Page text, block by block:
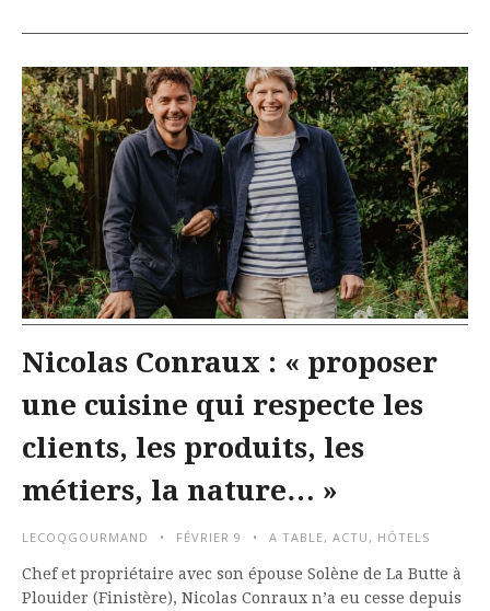
Nicolas Conraux : « proposer
une cuisine qui respecte les
clients, les produits, les
métiers, la nature… »
LECOQGOURMAND FÉVRIER 9 A TABLE, ACTU , HÔTELS
Chef et propriétaire avec son épouse Solène de La Butte à
Plouider (Finistère), Nicolas Conraux n’a eu cesse depuis